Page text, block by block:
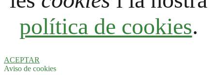
política de cookies.
ACEPTAR
Aviso de cookies